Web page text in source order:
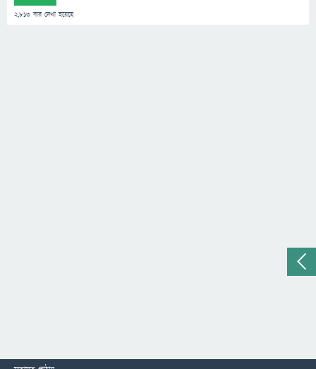
2,813 বার দেখা হয়েছে